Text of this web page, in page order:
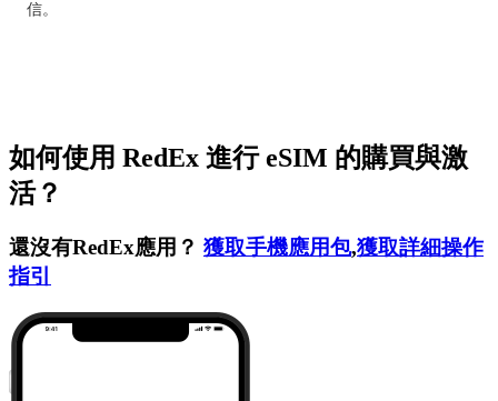
信。
如何使用 RedEx 進行 eSIM 的購買與激
活？
還沒有RedEx應用？ 獲取手機應用包,獲取詳細操作
指引